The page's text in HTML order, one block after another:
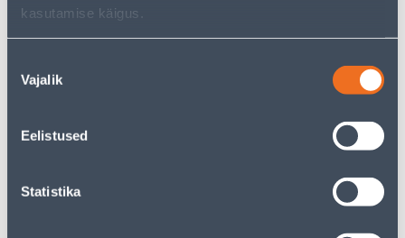
kasutamise käigus.
valik
Vajalik
Eelistused
Statistika
Kirjeldus